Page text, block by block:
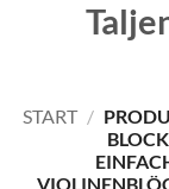
START /